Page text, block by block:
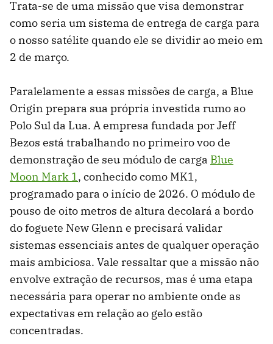
Trata-se de uma missão que visa demonstrar
como seria um sistema de entrega de carga para
o nosso satélite quando ele se dividir ao meio em
2 de março.
Paralelamente a essas missões de carga, a Blue
Origin prepara sua própria investida rumo ao
Polo Sul da Lua. A empresa fundada por Jeff
Bezos está trabalhando no primeiro voo de
demonstração de seu módulo de carga Blue
Moon Mark 1, conhecido como MK1,
programado para o início de 2026. O módulo de
pouso de oito metros de altura decolará a bordo
do foguete New Glenn e precisará validar
sistemas essenciais antes de qualquer operação
mais ambiciosa. Vale ressaltar que a missão não
envolve extração de recursos, mas é uma etapa
necessária para operar no ambiente onde as
expectativas em relação ao gelo estão
concentradas.